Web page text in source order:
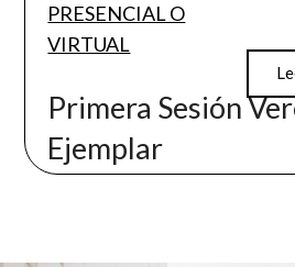
PRESENCIAL O
VIRTUAL
Primera Sesión
Ejemplar